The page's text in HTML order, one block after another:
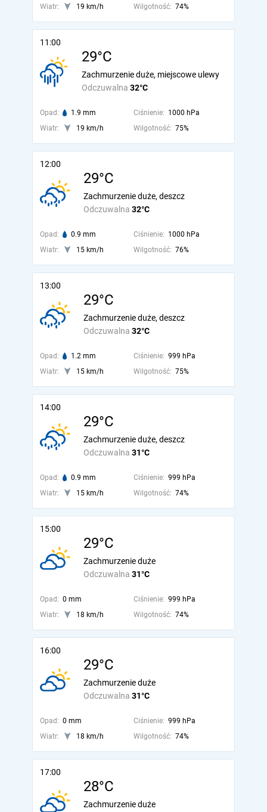
Wiatr:
19 km/h Wilgotność: 74%
11:00
29°C
Odczuwalna 32°C
Zachmurzenie duże, miejscowe ulewy
Opad: 1.9 mm Ciśnienie: 1000 hPa
Wiatr:
19 km/h Wilgotność: 75%
12:00
29°C
Odczuwalna 32°C
Zachmurzenie duże, deszcz
Opad: 0.9 mm Ciśnienie: 1000 hPa
Wiatr:
15 km/h Wilgotność: 76%
13:00
29°C
Odczuwalna 32°C
Zachmurzenie duże, deszcz
Opad: 1.2 mm Ciśnienie: 999 hPa
Wiatr:
15 km/h Wilgotność: 75%
14:00
29°C
Odczuwalna 31°C
Zachmurzenie duże, deszcz
Opad: 0.9 mm Ciśnienie: 999 hPa
Wiatr:
15 km/h Wilgotność: 74%
15:00
29°C
Odczuwalna 31°C
Zachmurzenie duże
Opad: 0 mm Ciśnienie: 999 hPa
Wiatr:
18 km/h Wilgotność: 74%
16:00
29°C
Odczuwalna 31°C
Zachmurzenie duże
Opad: 0 mm Ciśnienie: 999 hPa
Wiatr:
18 km/h Wilgotność: 74%
17:00
28°C
Zachmurzenie duże